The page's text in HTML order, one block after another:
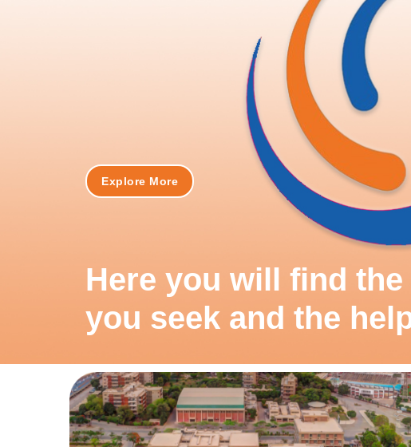
Here you will find
you seek and the
Explore More